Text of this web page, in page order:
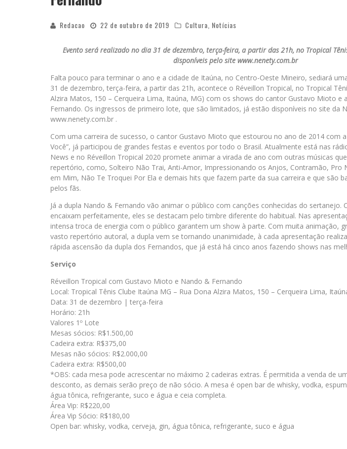
Redacao 22 de outubro de 2019 Cultura Notícias
Evento será realizado no dia 31 de dezembro, terça-feira, a partir das 21h, no Tropical
disponíveis pelo site www.nenety.com.br
Falta pouco para terminar o ano e a cidade de Itaúna, no Centro-Oeste Mineiro, sediará
31 de dezembro, terça-feira, a partir das 21h, acontece o Réveillon Tropical, no Tropical
Alzira Matos, 150 – Cerqueira Lima, Itaúna, MG) com os shows do cantor Gustavo Mioto e
Fernando. Os ingressos de primeiro lote, que são limitados, já estão disponíveis no site da
www.nenety.com.br .
Com uma carreira de sucesso, o cantor Gustavo Mioto que estourou no ano de 2014 com a
Você”, já participou de grandes festas e eventos por todo o Brasil. Atualmente está nas
News e no Réveillon Tropical 2020 promete animar a virada de ano com outras músicas
repertório, como, Solteiro Não Trai, Anti-Amor, Impressionando os Anjos, Contramão, Pro
em Mim, Não Te Troquei Por Ela e demais hits que fazem parte da sua carreira e que são
pelos fãs.
Já a dupla Nando & Fernando vão animar o público com canções conhecidas do sertanejo.
encaixam perfeitamente, eles se destacam pelo timbre diferente do habitual. Nas
intensa troca de energia com o público garantem um show à parte. Com muita animação,
vasto repertório autoral, a dupla vem se tornando unanimidade, à cada apresentação
rápida ascensão da dupla dos Fernandos, que já está há cinco anos fazendo shows nas
Serviço
Réveillon Tropical com Gustavo Mioto e Nando & Fernando
Local: Tropical Tênis Clube Itaúna MG – Rua Dona Alzira Matos, 150 – Cerqueira Lima,
Data: 31 de dezembro | terça-feira
Horário: 21h
Valores 1º Lote
Mesas sócios: R$1.500,00
Cadeira extra: R$375,00
Mesas não sócios: R$2.000,00
Cadeira extra: R$500,00
*OBS: cada mesa pode acrescentar no máximo 2 cadeiras extras. É permitida a venda de
desconto, as demais serão preço de não sócio. A mesa é open bar de whisky, vodka,
água tônica, refrigerante, suco e água e ceia completa.
Área Vip: R$220,00
Área Vip Sócio: R$180,00
Open bar: whisky, vodka, cerveja, gin, água tônica, refrigerante, suco e água